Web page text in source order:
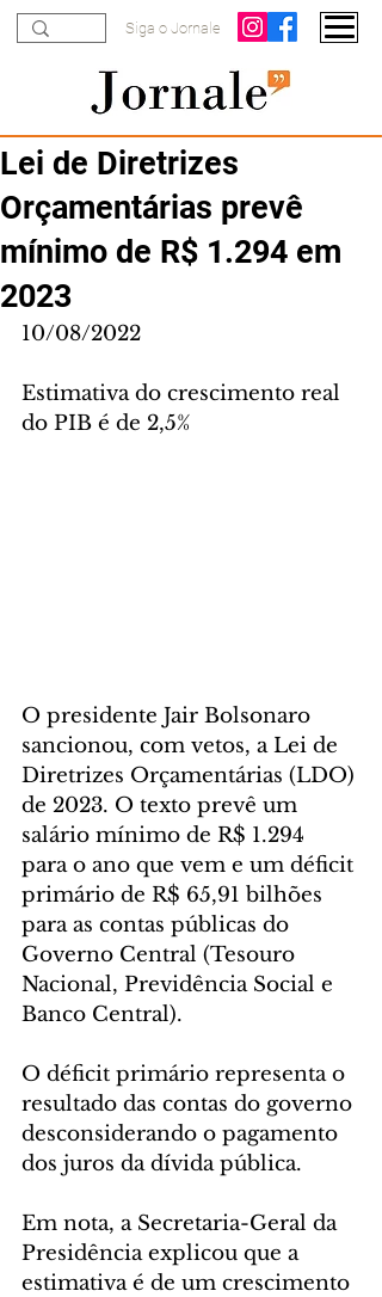
Siga o Jornale
Lei de Diretrizes
Orçamentárias prevê
mínimo de R$ 1.294 em
2023
10/08/2022
Estimativa do crescimento real
do PIB é de 2,5%
O presidente Jair Bolsonaro
sancionou, com vetos, a Lei de
Diretrizes Orçamentárias (LDO)
de 2023. O texto prevê um
salário mínimo de R$ 1.294
para o ano que vem e um déficit
primário de R$ 65,91 bilhões
para as contas públicas do
Governo Central (Tesouro
Nacional, Previdência Social e
Banco Central).
O déficit primário representa o
resultado das contas do governo
desconsiderando o pagamento
dos juros da dívida pública.
Em nota, a Secretaria-Geral da
Presidência explicou que a
estimativa é de um crescimento